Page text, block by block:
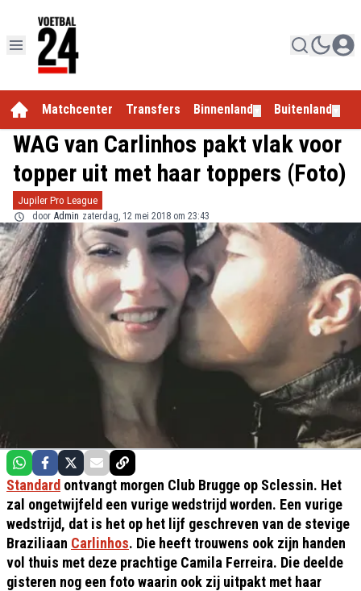
Matchcenter Transfers Binnenland Buitenland
WAG van Carlinhos pakt vlak voor
topper uit met haar toppers (Foto)
Jupiler Pro League
door Admin zaterdag, 12 mei 2018 om 23:43
Standard ontvangt morgen Club Brugge op Sclessin. Het
zal ongetwijfeld een vurige wedstrijd worden. Een vurige
wedstrijd, dat is het op het lijf geschreven van de stevige
Braziliaan Carlinhos. Die heeft trouwens ook zijn handen
vol thuis met deze prachtige Camila Ferreira. Die deelde
gisteren nog een foto waarin ook zij uitpakt met haar